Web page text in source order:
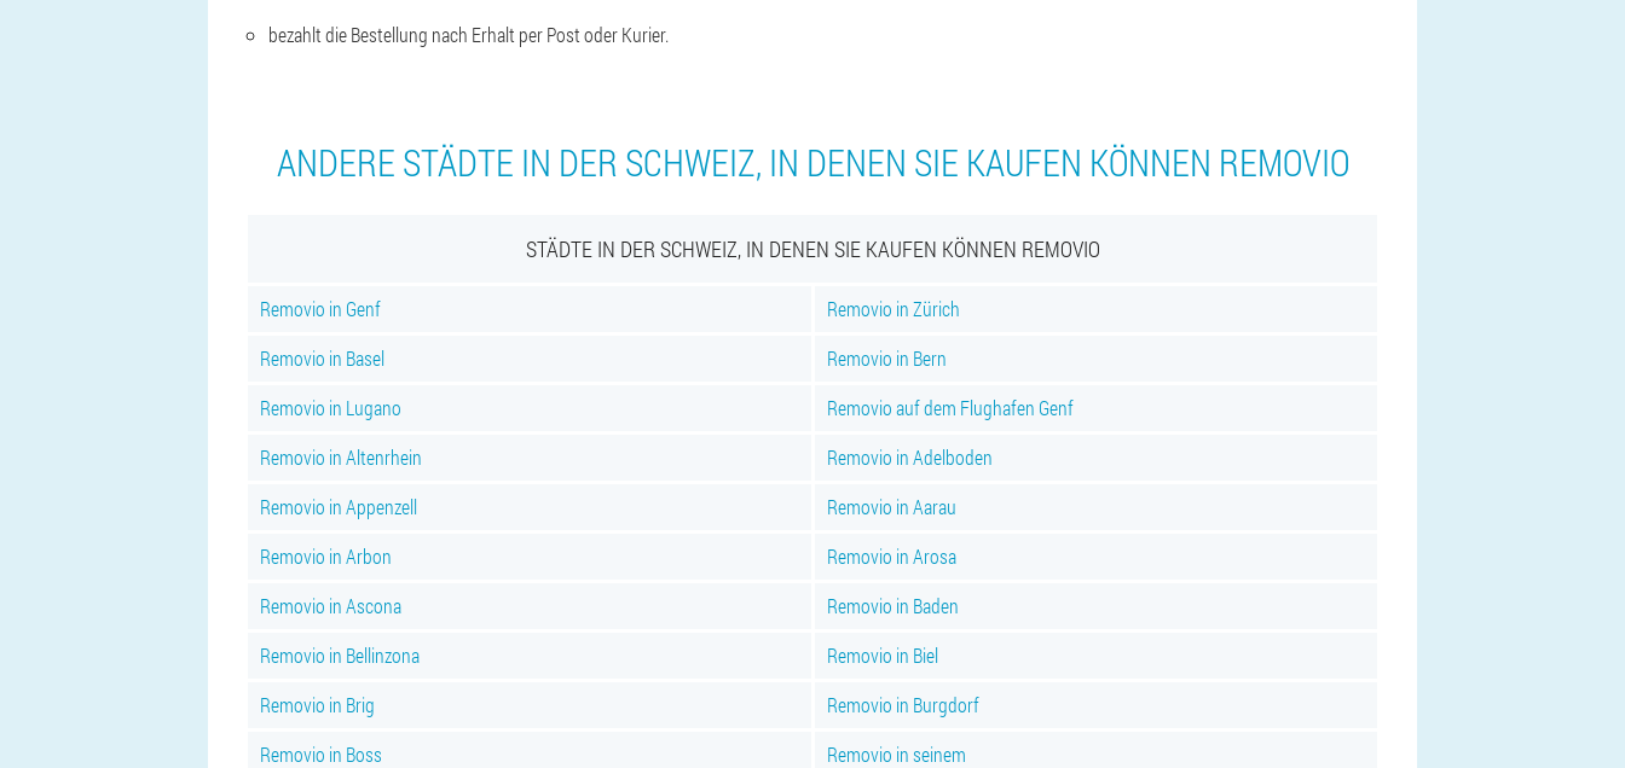
bezahlt die Bestellung nach Erhalt per Post oder Kurier.
ANDERE STÄDTE IN DER SCHWEIZ, IN DENEN SIE KAUFEN KÖNNEN REMOVIO
STÄDTE IN DER SCHWEIZ, IN DENEN SIE KAUFEN KÖNNEN REMOVIO
Removio in Genf
Removio in Zürich
Removio in Basel
Removio in Bern
Removio in Lugano
Removio auf dem Flughafen Genf
Removio in Altenrhein
Removio in Adelboden
Removio in Appenzell
Removio in Aarau
Removio in Arbon
Removio in Arosa
Removio in Ascona
Removio in Baden
Removio in Bellinzona
Removio in Biel
Removio in Brig
Removio in Burgdorf
Removio in Boss
Removio in seinem